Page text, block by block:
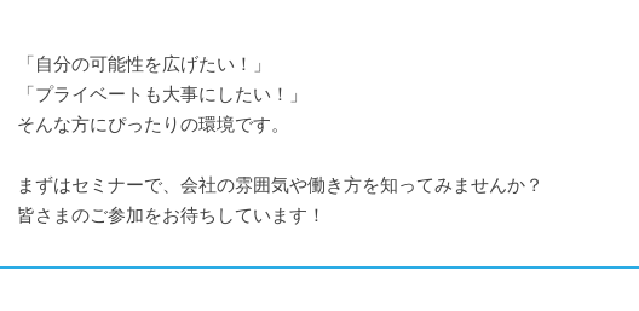
「自分の可能性を広げたい！」
「プライベートも大事にしたい！」
そんな方にぴったりの環境です。
まずはセミナーで、会社の雰囲気や働き方を知ってみませんか？
皆さまのご参加をお待ちしています！